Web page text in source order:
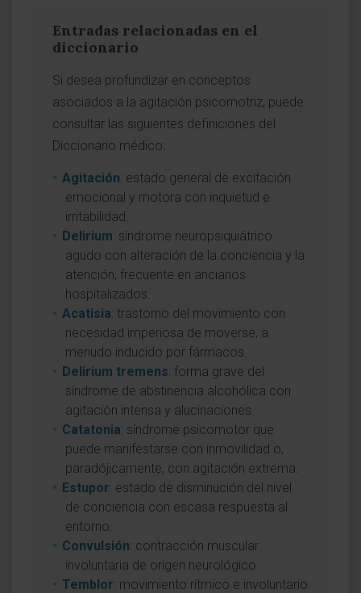
Entradas relacionadas en el
diccionario
Si desea profundizar en conceptos
asociados a la agitación psicomotriz, puede
consultar las siguientes definiciones del
Diccionario médico:
Agitación: estado general de excitación
emocional y motora con inquietud e
irritabilidad.
Delirium: síndrome neuropsiquiátrico
agudo con alteración de la conciencia y la
atención, frecuente en ancianos
hospitalizados.
Acatisia: trastorno del movimiento con
necesidad imperiosa de moverse, a
menudo inducido por fármacos.
Delirium tremens: forma grave del
síndrome de abstinencia alcohólica con
agitación intensa y alucinaciones.
Catatonia: síndrome psicomotor que
puede manifestarse con inmovilidad o,
paradójicamente, con agitación extrema.
Estupor: estado de disminución del nivel
de conciencia con escasa respuesta al
entorno.
Convulsión: contracción muscular
involuntaria de origen neurológico.
Temblor: movimiento rítmico e involuntario